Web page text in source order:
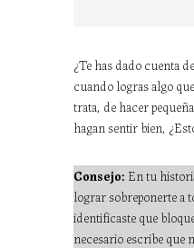
¿Te has dado cuenta
cuando logras algo
trata, de hacer
hagan sentir bien,
Consejo: En tu
lograr sobreponerte a
identificaste que
necesario escribe que